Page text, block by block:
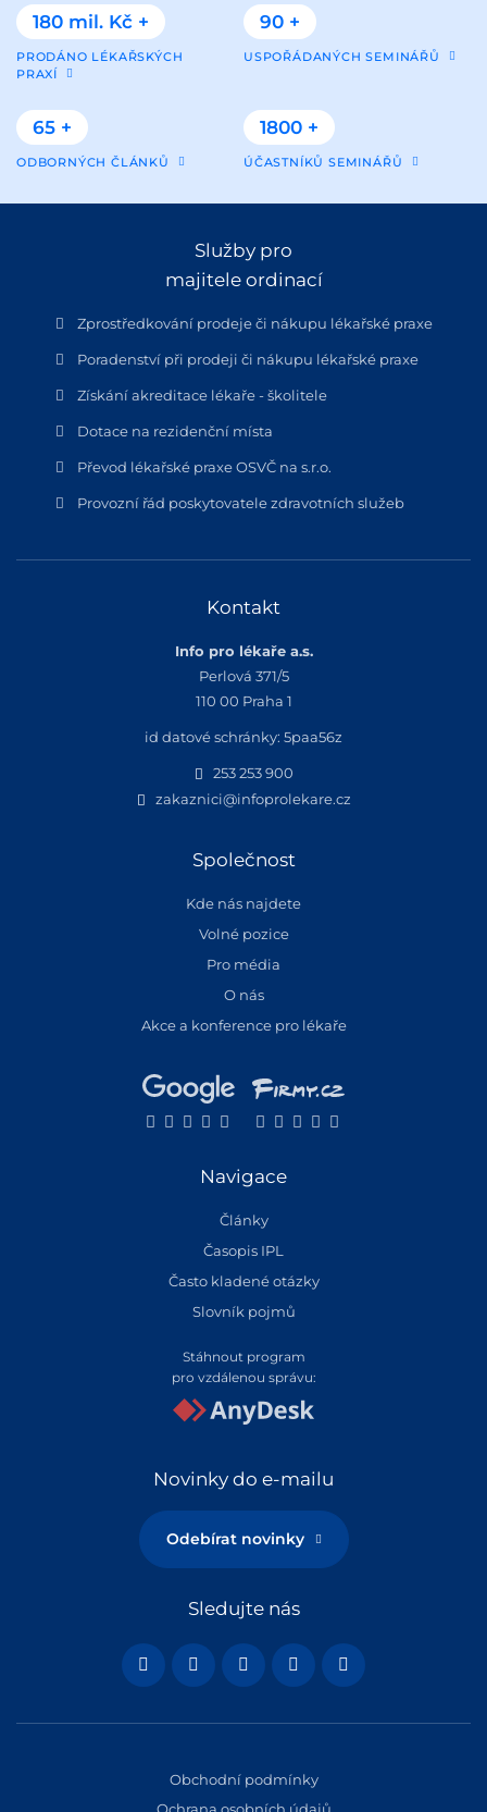
180 mil. Kč +
PRODÁNO LÉKAŘSKÝCH
PRAXÍ
90 +
USPOŘÁDANÝCH SEMINÁŘŮ
65 +
ODBORNÝCH ČLÁNKŮ
1800 +
ÚČASTNÍKŮ SEMINÁŘŮ
Služby pro
majitele ordinací
Zprostředkování prodeje či nákupu lékařské praxe
Poradenství při prodeji či nákupu lékařské praxe
Získání akreditace lékaře - školitele
Dotace na rezidenční místa
Převod lékařské praxe OSVČ na s.r.o.
Provozní řád poskytovatele zdravotních služeb
Kontakt
Info pro lékaře a.s.
Perlová 371/5
110 00 Praha 1
id datové schránky: 5paa56z
253 253 900
zakaznici@infoprolekare.cz
Společnost
Kde nás najdete
Volné pozice
Pro média
O nás
Akce a konference pro lékaře
Navigace
Články
Časopis IPL
Často kladené otázky
Slovník pojmů
Stáhnout program
pro vzdálenou správu:
Novinky do e-mailu
Odebírat novinky
Sledujte nás
Obchodní podmínky